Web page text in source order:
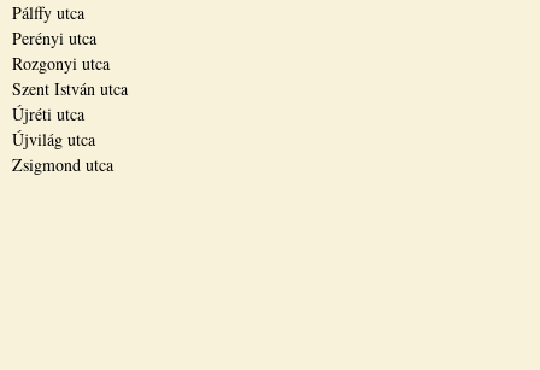
Pálffy utca
Perényi utca
Rozgonyi utca
Szent István utca
Újréti utca
Újvilág utca
Zsigmond utca